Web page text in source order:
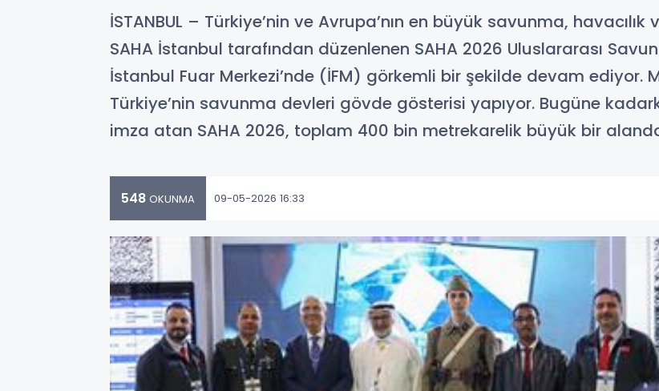
İSTANBUL – Türkiye’nin ve Avrupa’nın en büyük savunma,
SAHA İstanbul tarafından düzenlenen SAHA 2026 Uluslararası
İstanbul Fuar Merkezi’nde (İFM) görkemli bir şekilde devam ediyor.
Türkiye’nin savunma devleri gövde gösterisi yapıyor. Bugüne
imza atan SAHA 2026, toplam 400 bin metrekarelik büyük bir
548 OKUNMA 09-05-2026 16:33